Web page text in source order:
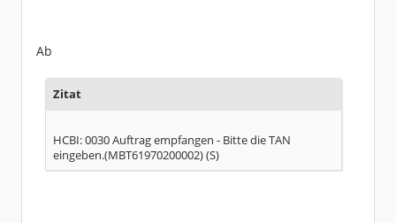
HBCI: 0020 - Der Auftrag wurde ausgeführt. (S
)
16:39:32
Dialog wurde nicht abgebrochen, PIN scheint g
ültig zu sein
16:39:32
Ab
Zitat
HCBI: 0030 Auftrag empfangen - Bitte die TAN
eingeben.(MBT61970200002) (S)